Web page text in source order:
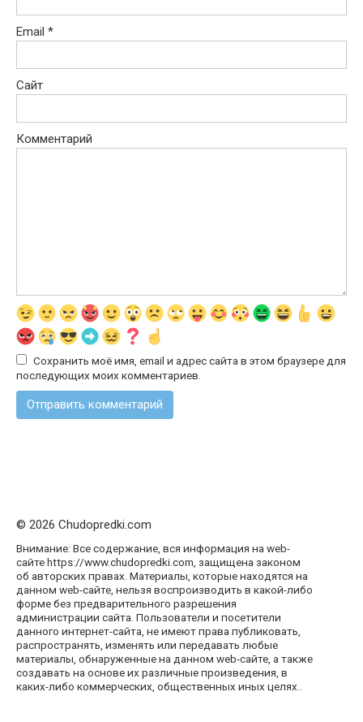
Email *
Сайт
Комментарий
Сохранить моё имя, email и адрес сайта в этом браузере для
последующих моих комментариев.
© 2026 Chudopredki.com
Внимание: Все содержание, вся информация на web-
сайте https://www.chudopredki.com, защищена законом
об авторских правах. Материалы, которые находятся на
данном web-сайте, нельзя воспроизводить в какой-либо
форме без предварительного разрешения
администрации сайта. Пользователи и посетители
данного интернет-сайта, не имеют права публиковать,
распространять, изменять или передавать любые
материалы, обнаруженные на данном web-сайте, а также
создавать на основе их различные произведения, в
каких-либо коммерческих, общественных иных целях..